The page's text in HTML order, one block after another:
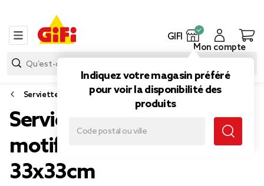
GIFI
Indiquez votre magasin préféré
pour voir la disponibilité des
produits
Mon compte
Serviette papier et nappe papier
Serviette papier carrée
motifs coeurs rouges
33x33cm